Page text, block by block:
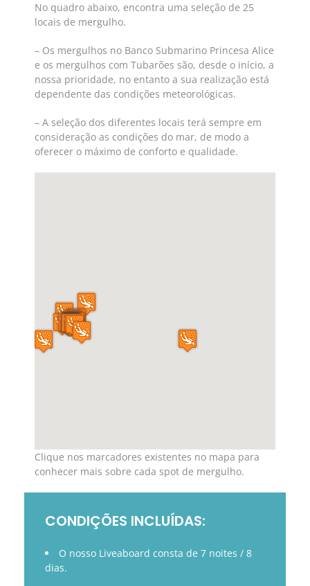
No quadro abaixo, encontra uma seleção de 25
locais de mergulho.
– Os mergulhos no Banco Submarino Princesa Alice
e os mergulhos com Tubarões são, desde o início, a
nossa prioridade, no entanto a sua realização está
dependente das condições meteorológicas.
– A seleção dos diferentes locais terá sempre em
consideração as condições do mar, de modo a
oferecer o máximo de conforto e qualidade.
Clique nos marcadores existentes no mapa para
conhecer mais sobre cada spot de mergulho.
CONDIÇÕES INCLUÍDAS:
O nosso Liveaboard consta de 7 noites / 8
dias.